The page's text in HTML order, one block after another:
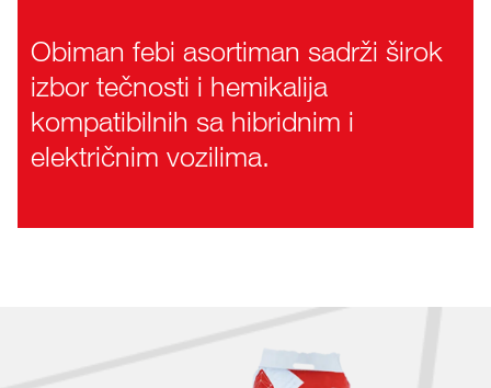
Obiman febi asortiman sadrži širok
izbor tečnosti i hemikalija
kompatibilnih sa hibridnim i
električnim vozilima.